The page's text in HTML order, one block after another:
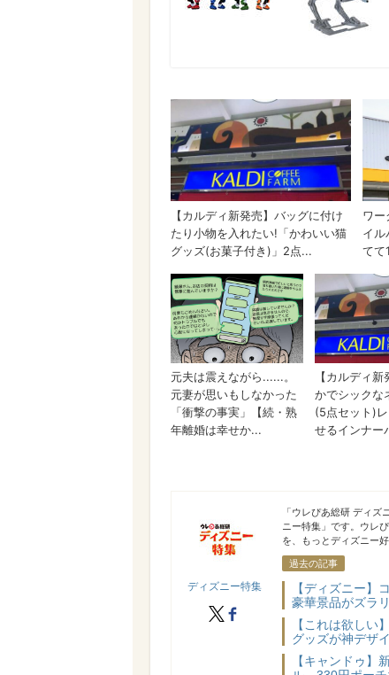
ディズニー特集
ディズニー特集
X facebook
「ウレぴあ総研 ディ
ニー特集」です。ウレ
を、もっとディズニー
過去の記事
【ディズニー】
豪華景品がズラ
【これは欲しい
グッズが神デザ
【キャンドゥ】